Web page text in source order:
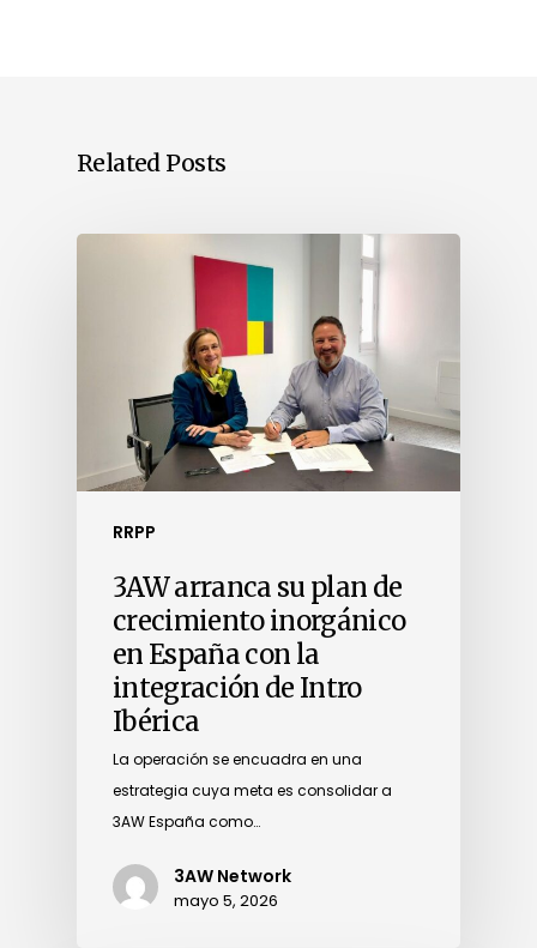
Related Posts
RRPP
3AW arranca su plan de
crecimiento inorgánico
en España con la
integración de Intro
Ibérica
La operación se encuadra en una
estrategia cuya meta es consolidar a
3AW España como…
3AW Network
mayo 5, 2026